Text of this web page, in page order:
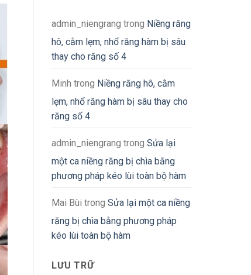
admin_niengrang trong Niềng răng
hô, cằm lẹm, nhổ răng hàm bị sâu
thay cho răng số 4
Minh trong Niềng răng hô, cằm
lẹm, nhổ răng hàm bị sâu thay cho
răng số 4
admin_niengrang trong Sửa lại
một ca niềng răng bị chìa bằng
phương pháp kéo lùi toàn bộ hàm
Mai Bùi trong Sửa lại một ca niềng
răng bị chìa bằng phương pháp
kéo lùi toàn bộ hàm
LƯU TRỮ